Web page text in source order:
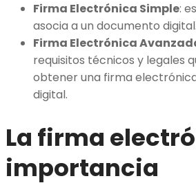
Firma Electrónica Simple:
asocia a un documento
Firma Electrónica
requisitos técnicos y legales
obtener una firma
digital.
La firma
importancia